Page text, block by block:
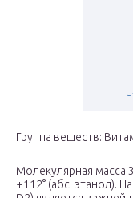
Группа веществ:
Молекулярная масса
+112° (абс. этанол).